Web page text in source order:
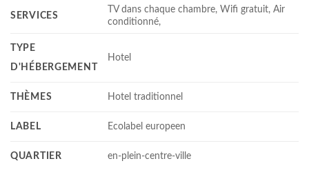
SERVICES
TV dans chaque chambre, Wifi gratuit, Air
conditionné,
TYPE
D'HÉBERGEMENT
Hotel
THÈMES Hotel traditionnel
LABEL Ecolabel europeen
QUARTIER en-plein-centre-ville